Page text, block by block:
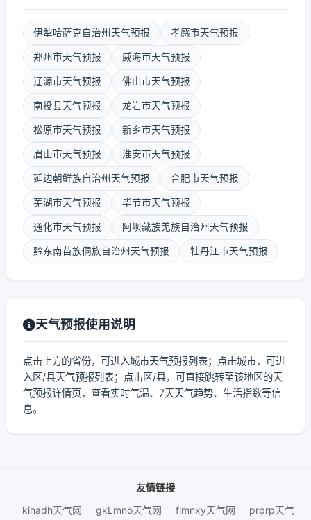
伊犁哈萨克自治州天气预报 孝感市天气预报
郑州市天气预报 威海市天气预报
辽源市天气预报 佛山市天气预报
南投县天气预报 龙岩市天气预报
松原市天气预报 新乡市天气预报
眉山市天气预报 淮安市天气预报
延边朝鲜族自治州天气预报 合肥市天气预报
芜湖市天气预报 毕节市天气预报
通化市天气预报 阿坝藏族羌族自治州天气预报
黔东南苗族侗族自治州天气预报 牡丹江市天气预报
天气预报使用说明
点击上方的省份，可进入城市天气预报列表；点击城市，可进
入区/县天气预报列表；点击区/县，可直接跳转至该地区的天
气预报详情页，查看实时气温、7天天气趋势、生活指数等信
息。
友情链接
kihadh天气网
gkLmno天气网 flmnxy天气网 prprp天气